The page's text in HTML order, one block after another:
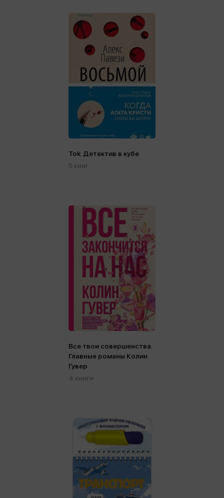
Tok. Детектив в кубе
5 книг
Все твои совершенства.
Главные романы Колин
Гувер
4 книги